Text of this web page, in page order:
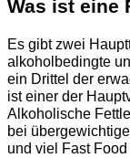
Was ist eine
Es gibt zwei
alkoholbedingte
ein Drittel der
ist einer der
Alkoholische
bei
und viel Fast Food